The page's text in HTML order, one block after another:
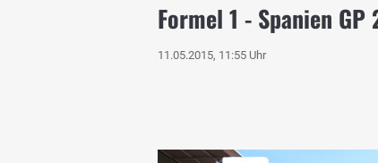
Formel 1 - Spanien
11.05.2015, 11:55 Uhr